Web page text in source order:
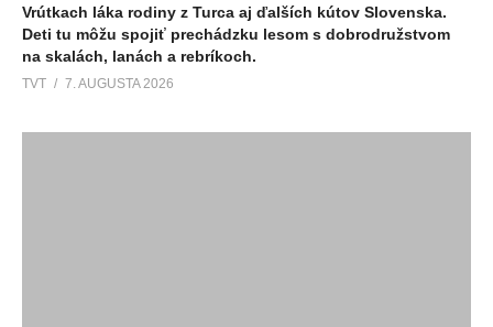
Vrútkach láka rodiny z Turca aj ďalších kútov Slovenska.
Deti tu môžu spojiť prechádzku lesom s dobrodružstvom
na skalách, lanách a rebríkoch.
TVT 7. AUGUSTA 2026